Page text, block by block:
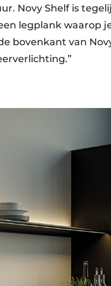
Novy Shelf is
legplank waarop
bovenkant van